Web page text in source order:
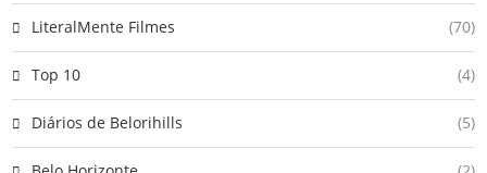
LiteralMente Filmes (70)
Top 10 (4)
Diários de Belorihills (5)